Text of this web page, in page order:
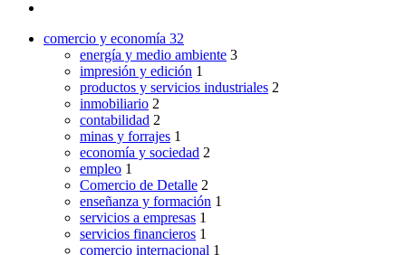
comercio y economía 32
energía y medio ambiente 3
impresión y edición 1
productos y servicios industriales 2
inmobiliario 2
contabilidad 2
minas y forrajes 1
economía y sociedad 2
empleo 1
Comercio de Detalle 2
enseñanza y formación 1
servicios a empresas 1
servicios financieros 1
comercio internacional 1